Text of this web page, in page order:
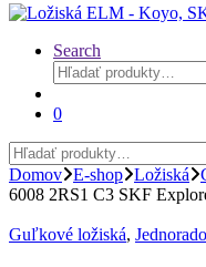
Search
Hľadať:
0
Hľadať:
Domov E-shop Ložiská
6008 2RS1 C3 SKF
Guľkové ložiská,